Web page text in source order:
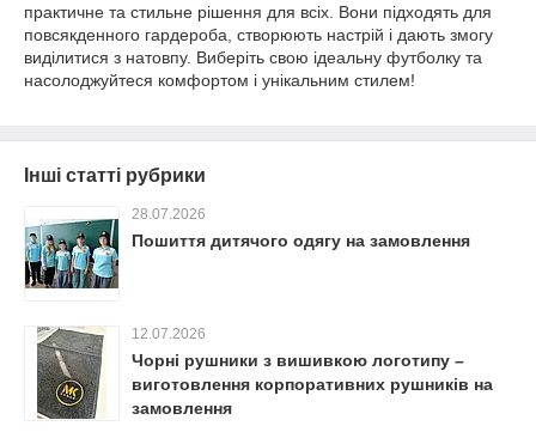
практичне та стильне рішення для всіх. Вони підходять для
повсякденного гардероба, створюють настрій і дають змогу
виділитися з натовпу. Виберіть свою ідеальну футболку та
насолоджуйтеся комфортом і унікальним стилем!
Інші статті рубрики
28.07.2026
Пошиття дитячого одягу на замовлення
12.07.2026
Чорні рушники з вишивкою логотипу –
виготовлення корпоративних рушників на
замовлення